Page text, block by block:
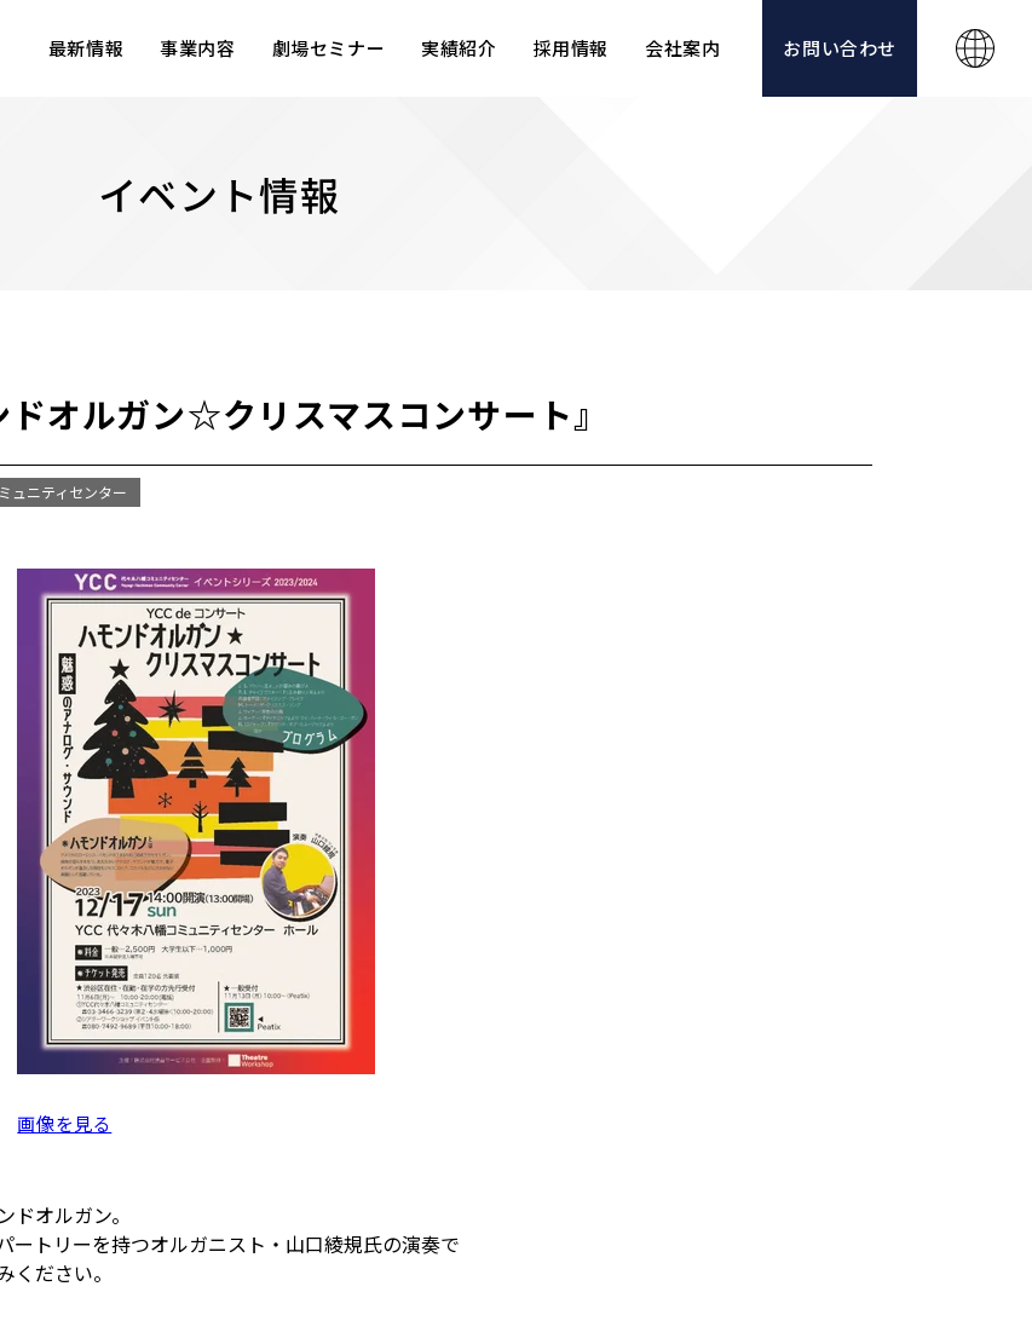
最新情報 事業内容 劇場セミナー 実績紹介 採用情報 会社案内 お問い合わせ
イベント情報
オルガン☆クリスマスコンサート』
ュニティセンター
画像を見る
オルガン。
ートリーを持つオルガニスト・山口綾規氏の演奏で
ださい。